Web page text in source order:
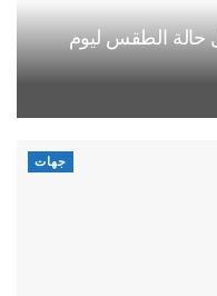
حالة الطقس ليوم
جهات